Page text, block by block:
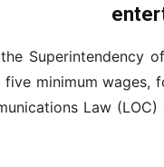
Superintendency
five minimum
Law